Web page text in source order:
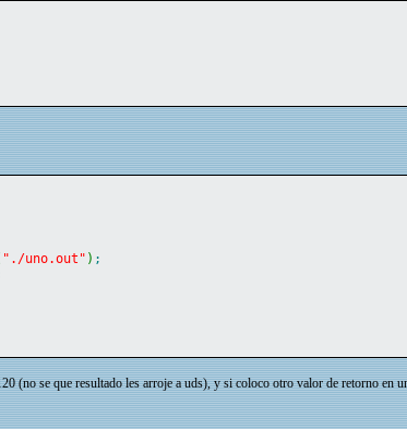
"./uno.out" ) ;
(no se que resultado les arroje a uds), y si coloco otro valor de retorno